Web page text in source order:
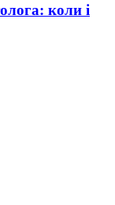
коли і